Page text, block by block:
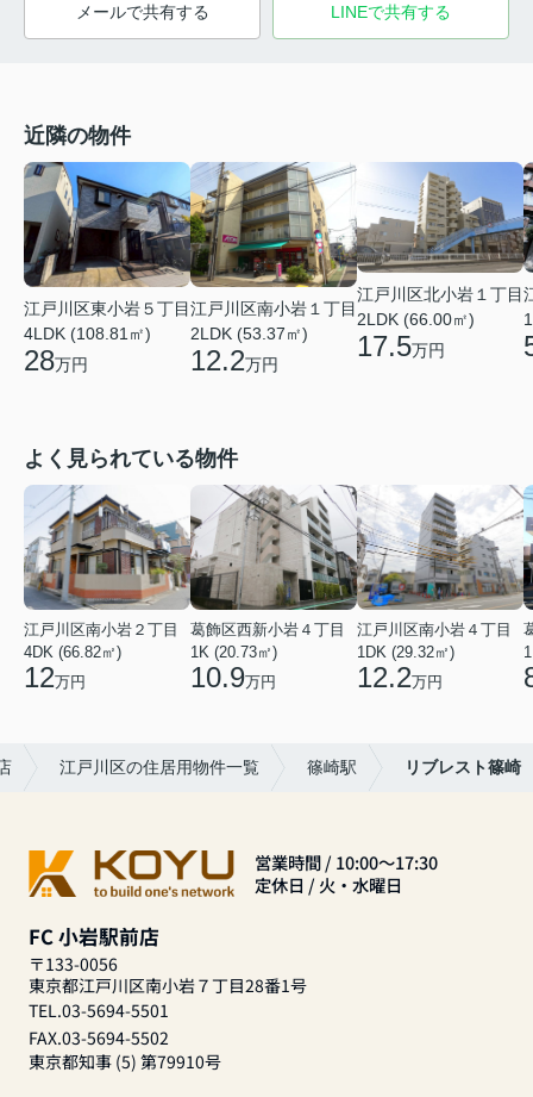
メールで共有する LINEで共有する
近隣の物件
江戸川区東小岩５丁目
4LDK (108.81㎡)
28万円
江戸川区南小岩１丁目
2LDK (53.37㎡)
12.2万円
江戸川区北小岩１丁目
2LDK (66.00㎡)
17.5万円
よく見られている物件
江戸川区南小岩２丁目
4DK (66.82㎡)
12万円
葛飾区西新小岩４丁目
1K (20.73㎡)
10.9万円
江戸川区南小岩４丁目
1DK (29.32㎡)
12.2万円
江戸川区の住居用物件一覧 篠崎駅 リブレスト篠崎
営業時間 / 10:00～17:30
定休日 / 火・水曜日
FC 小岩駅前店
〒133-0056
東京都江戸川区南小岩７丁目28番1号
TEL.03-5694-5501
FAX.03-5694-5502
東京都知事 (5) 第79910号